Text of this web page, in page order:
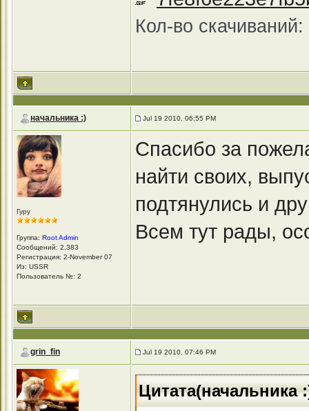
Кол-во скачиваний:
начальника :) Jul 19 2010, 06:55 PM
Гуру
Группа: Root Admin
Сообщений: 2,383
Регистрация: 2-November 07
Из: USSR
Пользователь №: 2
Спасибо за
найти своих,
подтянулись и
Всем тут рады,
grin_fin Jul 19 2010, 07:46 PM
Цитата(начальника